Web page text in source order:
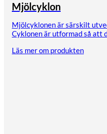
Mjölcyklon
Mjölcyklonen är särskilt
Cyklonen är utformad så att
Läs mer om produkten